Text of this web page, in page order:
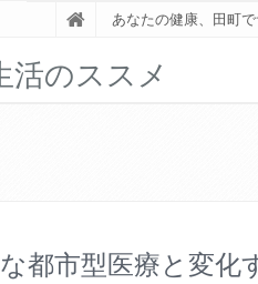
あなたの健康、田町
活のススメ
都市型医療と変化